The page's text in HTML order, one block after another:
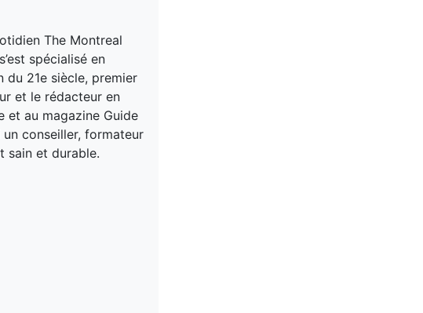
The Montreal
spécialisé en
du 21e siècle, premier
et le rédacteur en
et au magazine Guide
un conseiller, formateur
sain et durable.